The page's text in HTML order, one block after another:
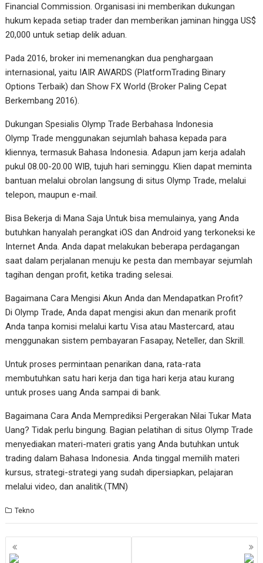
Financial Commission. Organisasi ini memberikan dukungan
hukum kepada setiap trader dan memberikan jaminan hingga US$
20,000 untuk setiap delik aduan.
Pada 2016, broker ini memenangkan dua penghargaan
internasional, yaitu IAIR AWARDS (PlatformTrading Binary
Options Terbaik) dan Show FX World (Broker Paling Cepat
Berkembang 2016).
Dukungan Spesialis Olymp Trade Berbahasa Indonesia
Olymp Trade menggunakan sejumlah bahasa kepada para
kliennya, termasuk Bahasa Indonesia. Adapun jam kerja adalah
pukul 08.00-20.00 WIB, tujuh hari seminggu. Klien dapat meminta
bantuan melalui obrolan langsung di situs Olymp Trade, melalui
telepon, maupun e-mail.
Bisa Bekerja di Mana Saja Untuk bisa memulainya, yang Anda
butuhkan hanyalah perangkat iOS dan Android yang terkoneksi ke
Internet Anda. Anda dapat melakukan beberapa perdagangan
saat dalam perjalanan menuju ke pesta dan membayar sejumlah
tagihan dengan profit, ketika trading selesai.
Bagaimana Cara Mengisi Akun Anda dan Mendapatkan Profit?
Di Olymp Trade, Anda dapat mengisi akun dan menarik profit
Anda tanpa komisi melalui kartu Visa atau Mastercard, atau
menggunakan sistem pembayaran Fasapay, Neteller, dan Skrill.
Untuk proses permintaan penarikan dana, rata-rata
membutuhkan satu hari kerja dan tiga hari kerja atau kurang
untuk proses uang Anda sampai di bank.
Bagaimana Cara Anda Memprediksi Pergerakan Nilai Tukar Mata
Uang? Tidak perlu bingung. Bagian pelatihan di situs Olymp Trade
menyediakan materi-materi gratis yang Anda butuhkan untuk
trading dalam Bahasa Indonesia. Anda tinggal memilih materi
kursus, strategi-strategi yang sudah dipersiapkan, pelajaran
melalui video, dan analitik.(TMN)
Tekno
Navigasi
pos